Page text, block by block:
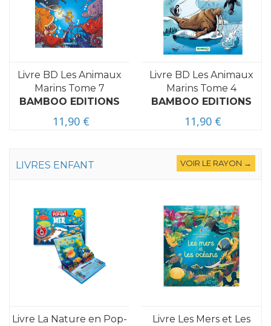
Livre BD Les Animaux
Marins Tome 7
BAMBOO EDITIONS
11,90 €
Livre BD Les Animaux
Marins Tome 4
BAMBOO EDITIONS
11,90 €
LIVRES ENFANT VOIR LE RAYON →
Livre La Nature en Pop-
Livre Les Mers et Les